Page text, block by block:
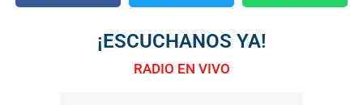
¡ESCUCHANOS YA!
RADIO EN VIVO